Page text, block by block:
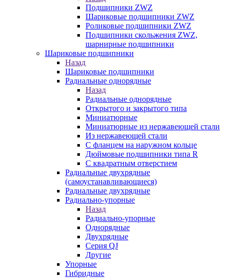
Подшипники ZWZ
Шариковые подшипники ZWZ
Роликовые подшипники ZWZ
Подшипники скольжения ZWZ,
шарнирные подшипники
Шариковые подшипники
Назад
Шариковые подшипники
Радиальные однорядные
Назад
Радиальные однорядные
Открытого и закрытого типа
Миниатюрные
Миниатюрные из нержавеющей стали
Из нержавеющей стали
С фланцем на наружном кольце
Дюймовые подшипники типа R
С квадратным отверстием
Радиальные двухрядные
(самоустанавливающиеся)
Радиальные двухрядные
Радиально-упорные
Назад
Радиально-упорные
Однорядные
Двухрядные
Серия QJ
Другие
Упорные
Гибридные